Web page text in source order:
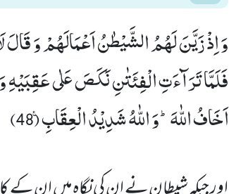
وَ اِذْ زَیَّنَ لَهُمُ الشَّیْطٰنُ اَعْمَالَهُمْ وَ
فَلَمَّا تَرَآءَتِ الْفِئَتٰنِ نَكَصَ عَلٰى عَقِبَیْهِ
اَخَافُ اللّٰهَؕ-وَ اللّٰهُ شَدِیْدُ الْعِقَابِ۠ (48)